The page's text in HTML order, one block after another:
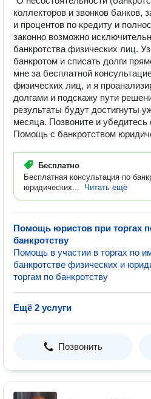
коллекторов и звонков банков,
и процентов по кредиту и
законно возможно
банкротства физических лиц.
банкротом и списать долги
мне за бесплатной
физических лиц, и я
долгами и подскажу пути
результаты будут достигнуты
месяца. Позвоните и убедитесь
Помощь с банкротством
Бесплатно
Бесплатная консультация по
юридических...
Читать ещё
Помощь юристов при торгах
банкротству
Помощь в участии в торгах по
банкротстве физических и
торгам по банкротству
Ещё 2 услуги
Позвонить